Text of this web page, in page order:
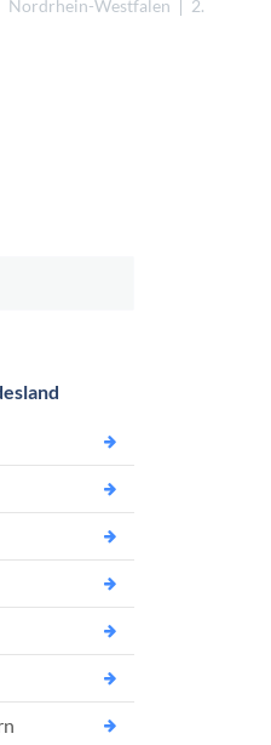
Nordrhein-Westfalen
2.